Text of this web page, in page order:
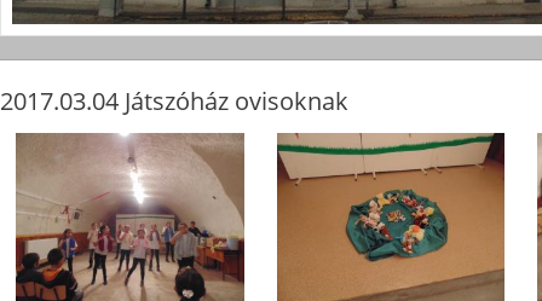
2017.03.04 Játszóház ovisoknak